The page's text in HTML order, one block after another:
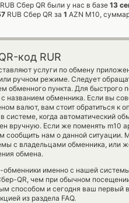
Сбер QR были у нас в базе 13
RUB Сбер QR за 1 AZN M10,
код RUR
услуги по обмену
ручном режиме. Следует
обменного пункта. Для быстрого
названием обменника. Если вы
валют, вам стоит обратиться к
когда автоматический
вручную. Если же поменять m10
сообщить нам о данной
с владельцами обменника, или
обмена.
обменники именно с нашей
QR, чем при обычном
способом и сегодня ваш первый
из раздела FAQ.